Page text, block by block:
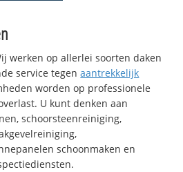
werken op allerlei soorten daken
service tegenaantrekkelijk
worden op professionele
U kunt denken aan
schoorsteenreiniging,
schoonmaken en